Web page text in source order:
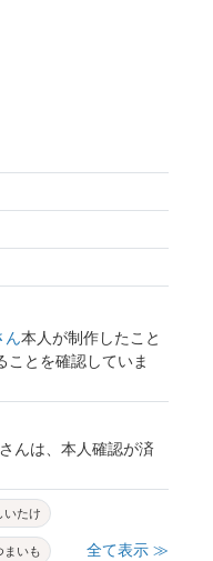
ん本人が制作したこと
ことを確認していま
さんは、本人確認が済
いたけ
まいも 全て表示 ≫